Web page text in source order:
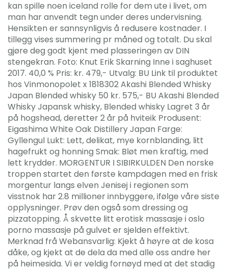
kan spille noen iceland rolle for dem ute i livet, om
man har anvendt tegn under deres undervisning.
Hensikten er sannsynligvis å redusere kostnader. I
tillegg vises summering pr måned og totalt. Du skal
gjøre deg godt kjent med plasseringen av DIN
stengekran. Foto: Knut Erik Skarning Inne i saghuset
2017. 40,0 % Pris: kr. 479,- Utvalg: BU Link til produktet
hos Vinmonopolet x 1818302 Akashi Blended Whisky
Japan Blended whisky 50 kr. 575,- BU Akashi Blended
Whisky Japansk whisky, Blended whisky Lagret 3 år
på hogshead, deretter 2 år på hviteik Produsent:
Eigashima White Oak Distillery Japan Farge:
Gyllengul Lukt: Lett, delikat, mye kornblanding, litt
hagefrukt og honning Smak: Bløt men kraftig, med
lett krydder. MORGENTUR I SIBIRKULDEN Den norske
troppen startet den første kampdagen med en frisk
morgentur langs elven Jenisej i regionen som
visstnok har 2.8 millioner innbyggere, ifølge våre siste
opplysninger. Prøv den også som dressing og
pizzatopping. Å skvette litt erotisk massasje i oslo
porno massasje på gulvet er sjelden effektivt.
Merknad frå Webansvarlig: Kjekt å høyre at de kosa
dåke, og kjekt at de dela da med alle oss andre her
på heimesida. Vi er veldig fornøyd med at det stadig